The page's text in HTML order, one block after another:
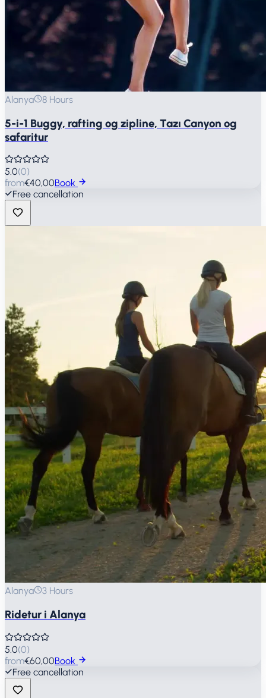
Alanya 8 Hours
5-i-1 Buggy, rafting og zipline, Tazı Canyon og
safaritur
5.0(0)
from€40,00Book
Free cancellation
Alanya 3 Hours
Ridetur i Alanya
5.0(0)
from€60,00Book
Free cancellation